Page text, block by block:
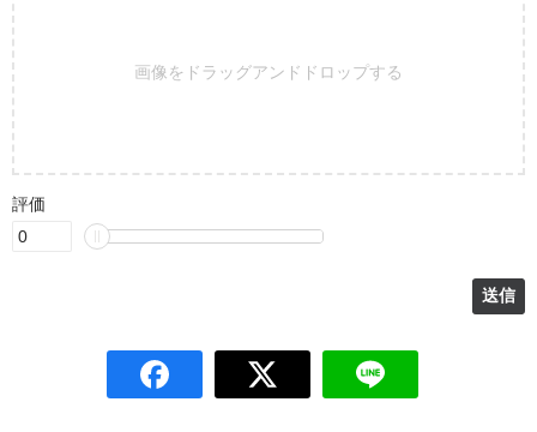
画像をドラッグアンドドロップする
評価